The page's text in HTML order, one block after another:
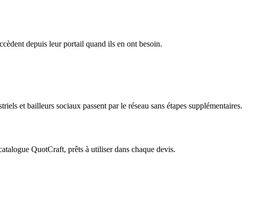
depuis leur portail quand ils en ont besoin.
et bailleurs sociaux passent par le réseau sans étapes supplémentaires.
QuotCraft, prêts à utiliser dans chaque devis.